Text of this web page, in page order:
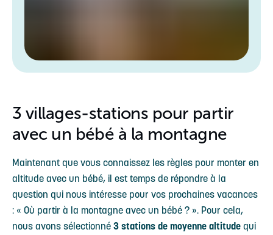
3 villages-stations pour partir
avec un bébé à la montagne
Maintenant que vous connaissez les règles pour monter en
altitude avec un bébé, il est temps de répondre à la
question qui nous intéresse pour vos prochaines vacances
: « Où partir à la montagne avec un bébé ? ». Pour cela,
nous avons sélectionné 3 stations de moyenne altitude qui